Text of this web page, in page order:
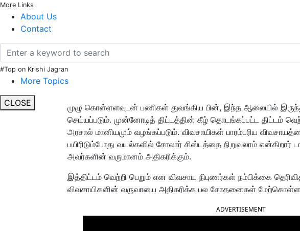
More Links
About Us
Contact
#Top on Krishi Jagran
More Topics
CLOSE முழு கொள்ளளவுடன் பணிகள் துவங்கிய பின், இந்த ஆலையில்
செய்யப்படும். முன்னோடித் திட்டத்தின் கீழ் தொடங்கப்பட்ட திட்டம்
அரசால் மானியமும் வழங்கப்படும். விவசாயிகள் பாரம்பரிய
பயிரிடும்போது வயல்களில் சோலார் சிஸ்டத்தை நிறுவலாம் என்கிறார்
அவர்களின் வருமானம் அதிகரிக்கும்.
இத்திட்டம் வெற்றி பெறும் என விவசாய நிபுணர்கள் நம்பிக்கை
விவசாயிகளின் வருவாயை அதிகரிக்க பல சோதனைகள்
ADVERTISEMENT